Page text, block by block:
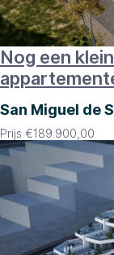
Nog een
San Miguel de
Prijs €189.900,00